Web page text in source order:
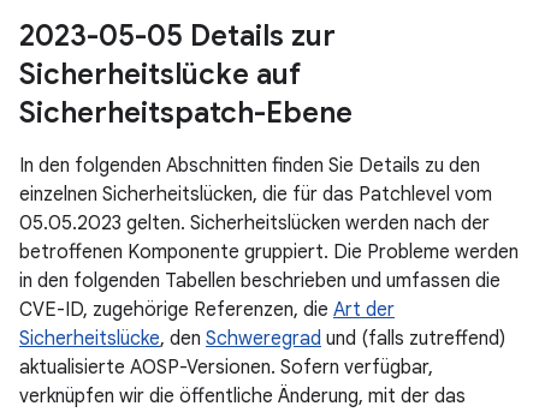
2023-05-05 Details zur
Sicherheitslücke auf
Sicherheitspatch-Ebene
In den folgenden Abschnitten finden Sie Details zu den
einzelnen Sicherheitslücken, die für das Patchlevel vom
05.05.2023 gelten. Sicherheitslücken werden nach der
betroffenen Komponente gruppiert. Die Probleme werden
in den folgenden Tabellen beschrieben und umfassen die
CVE-ID, zugehörige Referenzen, die Art der
Sicherheitslücke, den Schweregrad und (falls zutreffend)
aktualisierte AOSP-Versionen. Sofern verfügbar,
verknüpfen wir die öffentliche Änderung, mit der das